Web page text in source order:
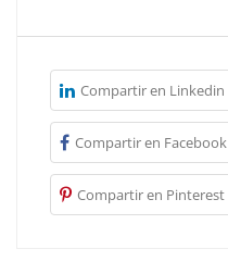
Compartir en Linkedin
Compartir en Facebook
Compartir en Pinterest